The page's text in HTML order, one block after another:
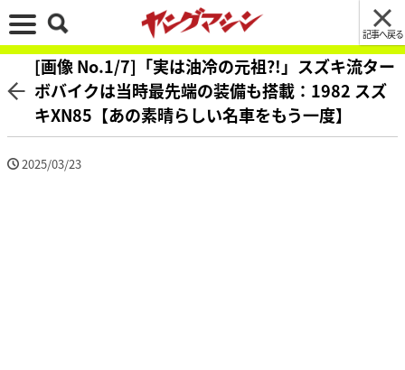
記事へ戻る
[画像 No.1/7]「実は油冷の元祖?!」スズキ流ター
ボバイクは当時最先端の装備も搭載：1982 スズ
キXN85【あの素晴らしい名車をもう一度】
2025/03/23